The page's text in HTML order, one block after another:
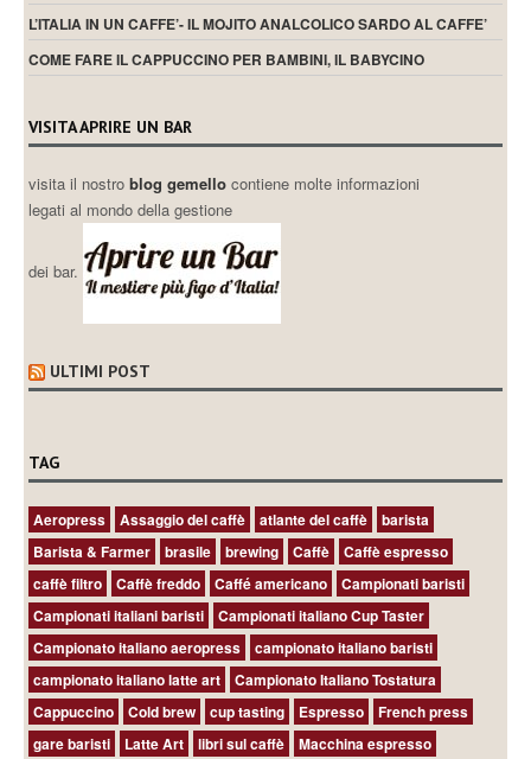
L’ITALIA IN UN CAFFE’- IL MOJITO ANALCOLICO SARDO AL CAFFE’
COME FARE IL CAPPUCCINO PER BAMBINI, IL BABYCINO
VISITA APRIRE UN BAR
visita il nostroblog gemellocontiene molte informazioni
legati al mondo della gestione
dei bar.
ULTIMI POST
TAG
Aeropress Assaggio del caffè atlante del caffè
barista
Barista & Farmer
brasile brewing Caffè
Caffè espresso
caffè filtro
Caffè freddo Caffé americano
Campionati baristi
Campionati italiani baristi
Campionati italiano Cup Taster
Campionato italiano aeropress
campionato italiano baristi
campionato italiano latte art
Campionato Italiano Tostatura
Cappuccino
Cold brew cup tasting Espresso
French press
gare baristi
Latte Art libri sul caffè
Macchina espresso